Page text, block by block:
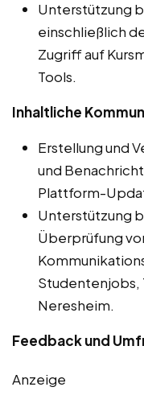
Unterstützung
einschließlich
Zugriff auf
Tools.
Inhaltliche
Erstellung und
und
Plattform-
Unterstützung
Überprüfung
Studentenjobs,
Neresheim.
Feedback und
Anzeige